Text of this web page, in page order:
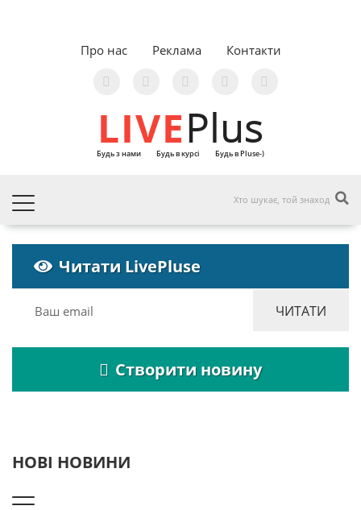
Про нас Реклама Контакти
LIVEPlus
Будь з нами Будь в курсі Будь в Pluse-)
Читати LivePluse
Створити новину
НОВІ НОВИНИ